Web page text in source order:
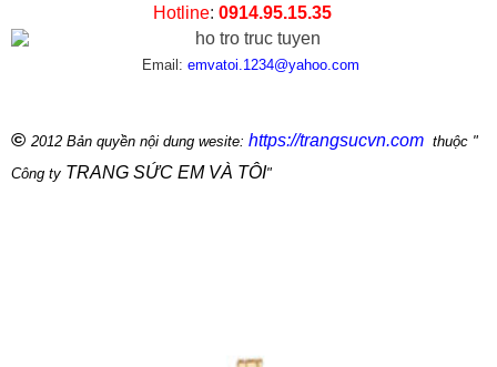
Hotline: 0914.95.15.35
Email: emvatoi.1234@yahoo.com
© 2012 Bản quyền nội dung wesite: https://trangsucvn.com thuộc "
Công ty TRANG SỨC EM VÀ TÔI"